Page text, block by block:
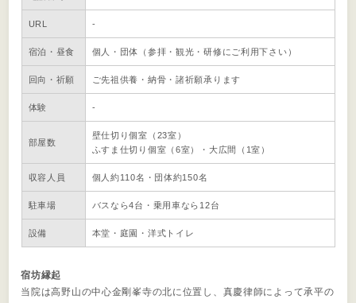
URL -
宿泊・昼食 個人・団体（参拝・観光・研修にご利用下さい）
回向・祈願 ご先祖供養・納骨・諸祈願承ります
体験 -
部屋数
壁仕切り個室（23室）
ふすま仕切り個室（6室）・大広間（1室）
収容人員 個人約110名・団体約150名
駐車場 バスなら4台・乗用車なら12台
設備 本堂・庭園・洋式トイレ
宿坊縁起
当院は高野山の中心金剛峯寺の北に位置し、真慶律師によって承平の